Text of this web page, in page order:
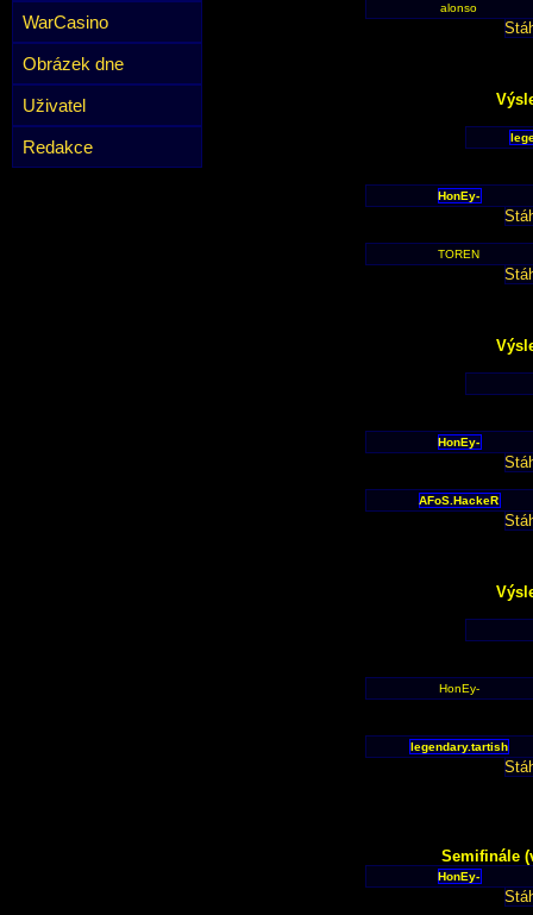
WarCasino
Obrázek dne
Uživatel
Redakce
alonso
HonEy-
TOREN
HonEy-
AFoS.HackeR
HonEy-
legendary.tartish
Semifinále
HonEy-